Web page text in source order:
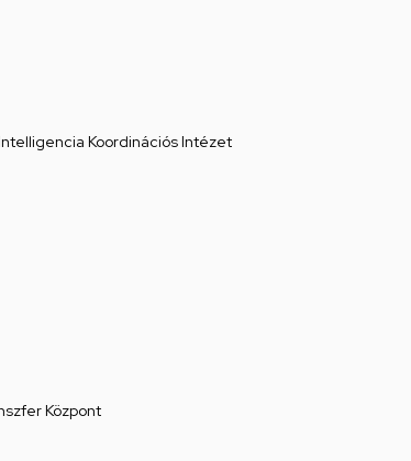
Koordinációs Intézet
Központ